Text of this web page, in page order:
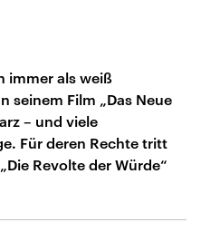
immer als weiß
seinem Film „Das Neue
– und viele
Für deren Rechte tritt
Revolte der Würde“